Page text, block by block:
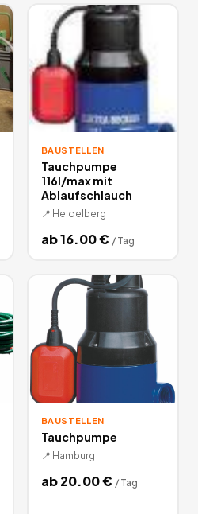
BAUSTELLEN
Tauchpumpe
116l/max mit
Ablaufschlauch
📍 Heidelberg
ab16.00€ / Tag
BAUSTELLEN
Tauchpumpe
📍 Hamburg
ab20.00€ / Tag